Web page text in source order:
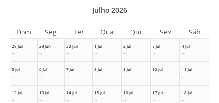
28 Jun
--
29 Jun
--
30 Jun
--
1 Jul
--
2 Jul
--
3 Jul
--
4 Jul
--
5 Jul
--
6 Jul
--
7 Jul
--
8 Jul
--
9 Jul
--
10 Jul
--
11 Jul
--
12 Jul
--
13 Jul
--
14 Jul
--
15 Jul
--
16 Jul
--
17 Jul
--
18 Jul
--
Julho 2026
Dom Seg Ter Qua Qui Sex Sáb